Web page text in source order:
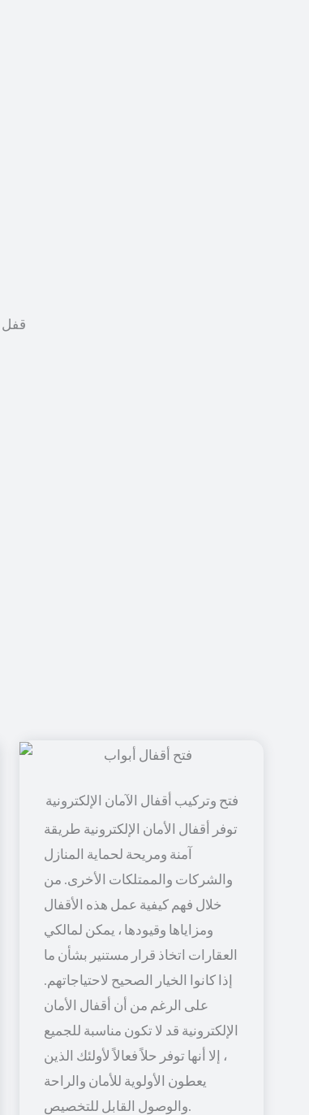
توفر أقفال الأمان الإلكترونية طريقة
آمنة ومريحة لحماية المنازل
والشركات والممتلكات الأخرى. من
خلال فهم كيفية عمل هذه الأقفال
ومزاياها وقيودها ، يمكن لمالكي
العقارات اتخاذ قرار مستنير بشأن ما
إذا كانوا الخيار الصحيح لاحتياجاتهم.
على الرغم من أن أقفال الأمان
الإلكترونية قد لا تكون مناسبة للجميع
، إلا أنها توفر حلاً فعالاً لأولئك الذين
يعطون الأولوية للأمان والراحة
والوصول القابل للتخصيص.